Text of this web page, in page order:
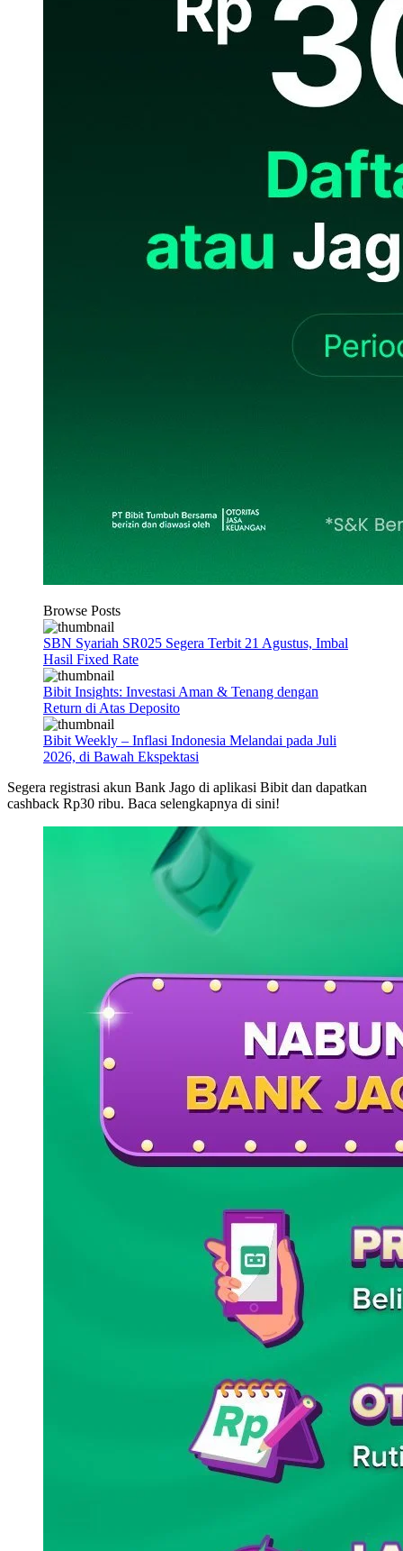
Browse Posts
SBN Syariah SR025 Segera Terbit 21 Agustus, Imbal
Hasil Fixed Rate
Bibit Insights: Investasi Aman & Tenang dengan
Return di Atas Deposito
Bibit Weekly – Inflasi Indonesia Melandai pada Juli
2026, di Bawah Ekspektasi
Segera registrasi akun Bank Jago di aplikasi Bibit dan dapatkan
cashback Rp30 ribu. Baca selengkapnya di sini!